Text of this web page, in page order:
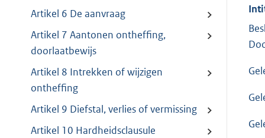
Artikel 6 De aanvraag
Artikel 7 Aantonen ontheffing,
doorlaatbewijs
Artikel 8 Intrekken of wijzigen
ontheffing
Artikel 9 Diefstal, verlies of vermissing
Artikel 10 Hardheidsclausule